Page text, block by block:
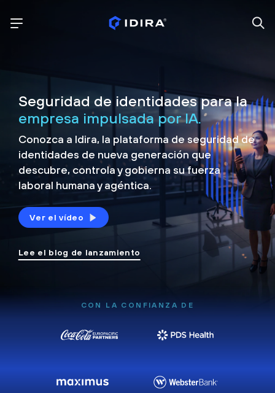
Seguridad de identidades para la
empresa impulsada por IA.
Conozca a Idira, la plataforma de seguridad de
identidades de nueva generación que
descubre, controla ygobierna su fuerza
laboral humana y agéntica.
Ver el vídeo
Lee el blog de lanzamiento
CON LA CONFIANZA DE